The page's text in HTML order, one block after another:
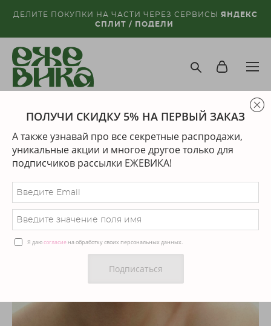
ДЕЛИТЕ ПОКУПКИ НА ЧАСТИ ЧЕРЕЗ СЕРВИСЫ ЯНДЕКС
СПЛИТ / ПОДЕЛИ
магазин > серьги > серьги-джекеты семена и эвкалипт
последний экземпляр
ПОЛУЧИ СКИДКУ 5% НА ПЕРВЫЙ ЗАКАЗ
А также узнавай про все секретные распродажи,
уникальные акции и многое другое только для
подписчиков рассылки ЕЖЕВИКА!
Я даюсогласие на обработку своих персональных данных.